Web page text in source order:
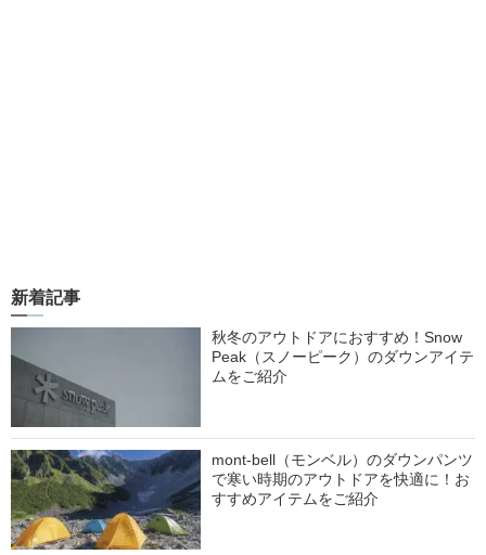
新着記事
秋冬のアウトドアにおすすめ！Snow
Peak（スノーピーク）のダウンアイテ
ムをご紹介
mont-bell（モンベル）のダウンパンツ
で寒い時期のアウトドアを快適に！お
すすめアイテムをご紹介